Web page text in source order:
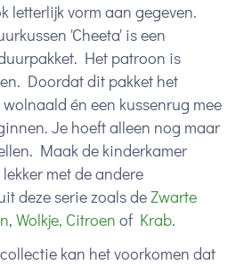
letterlijk vorm aan gegeven.
'Cheeta' is een
Het patroon is
Doordat dit pakket het
én een kussenrug mee
Je hoeft alleen nog maar
Maak de kinderkamer
met de andere
deze serie zoals deZwarte
, Wolkje, Citroen of Krab.
kan het voorkomen dat